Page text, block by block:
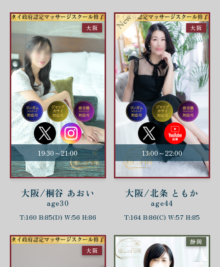
19:30～21:00
大阪/桐谷 あおい
age30
T:160 B:85(D) W:56 H:86
大阪
13:00～22:00
大阪/北条 ともか
age44
T:164 B:86(C) W:57 H:85
大阪
大阪
静岡